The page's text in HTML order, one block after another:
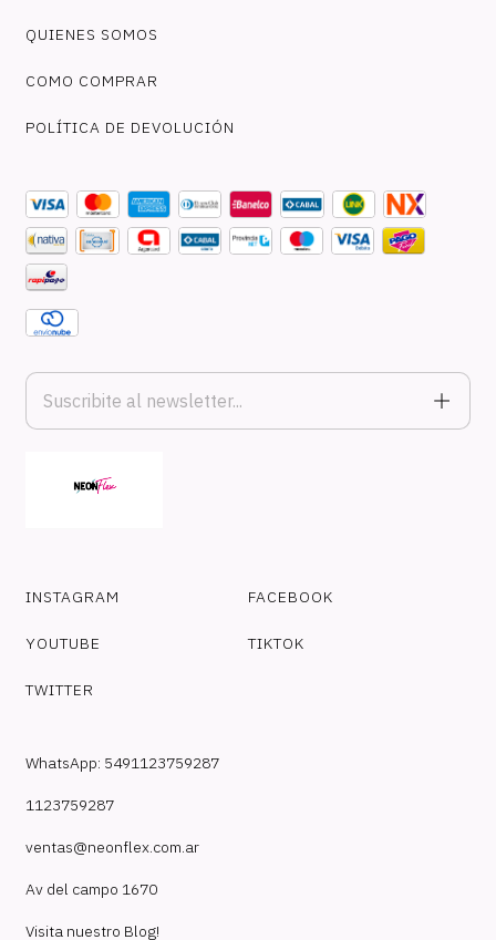
QUIENES SOMOS
COMO COMPRAR
POLÍTICA DE DEVOLUCIÓN
INSTAGRAM FACEBOOK
YOUTUBE TIKTOK
TWITTER
WhatsApp: 5491123759287
1123759287
ventas@neonflex.com.ar
Av del campo 1670
Visita nuestro Blog!